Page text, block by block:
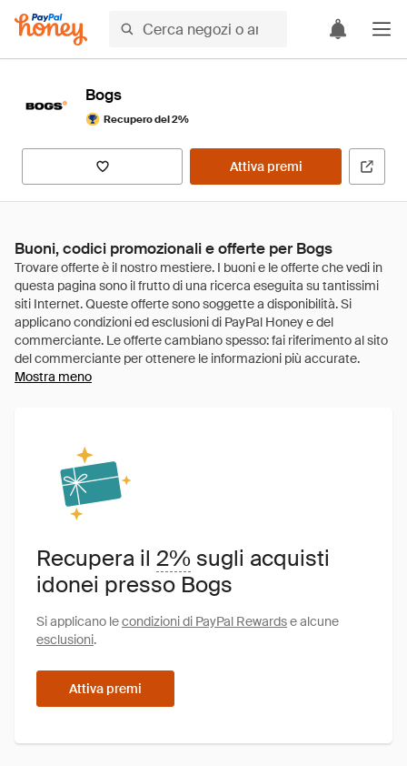
Bogs
Recupero del 2%
Attiva premi
Buoni, codici promozionali e offerte per Bogs
Mostra meno
Recupera il 2% sugli acquisti
idonei presso Bogs
Si applicano lecondizioni di PayPal Rewardse alcune
esclusioni.
Attiva premi